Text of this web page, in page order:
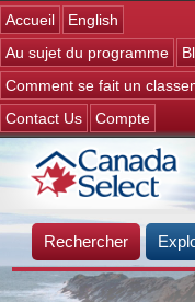
Accueil
English
Au sujet du programme
Comment se fait un
Contact Us
Compte
Rechercher